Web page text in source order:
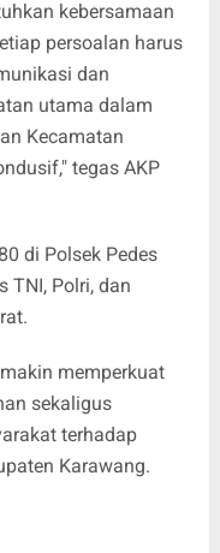
kebersamaan
persoalan harus
dan
utama dalam
Kecamatan
tegas AKP
di Polsek Pedes
TNI, Polri, dan
memperkuat
sekaligus
terhadap
Karawang.